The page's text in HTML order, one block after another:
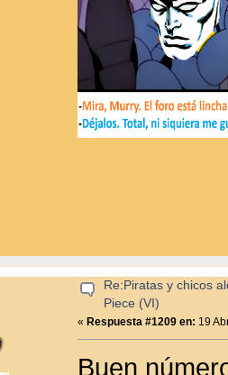
Re:Piratas y chicos
Piece (VI)
« Respuesta #1209 en: 19
Buen